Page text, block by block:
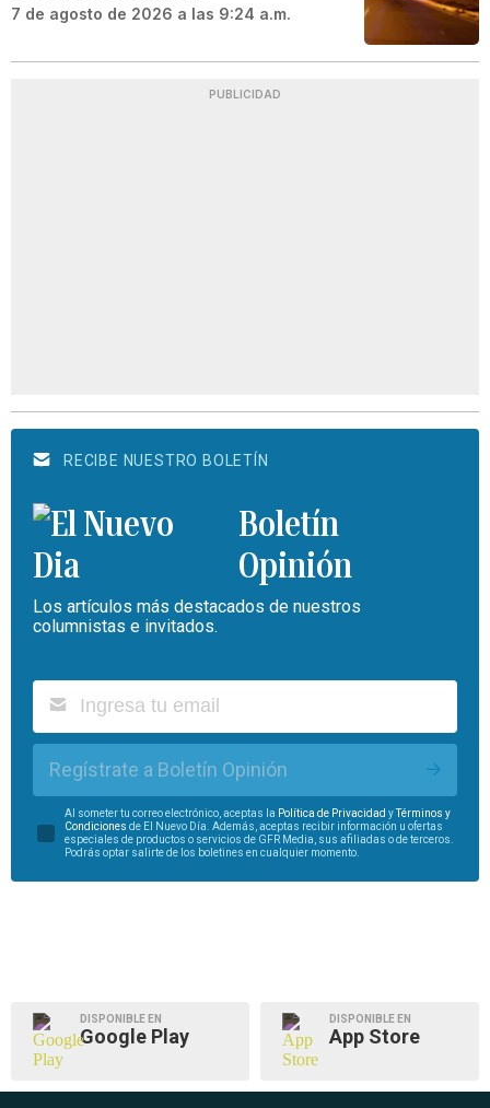
7 de agosto de 2026 a las 9:24 a.m.
PUBLICIDAD
RECIBE NUESTRO BOLETÍN
Boletín
Opinión
Los artículos más destacados de nuestros
columnistas e invitados.
Regístrate a Boletín Opinión
Al someter tu correo electrónico, aceptas la Política de Privacidad yTérminos y
Condiciones de El Nuevo Día. Además, aceptas recibir información u ofertas
especiales de productos o servicios de GFR Media, sus afiliadas o de terceros.
Podrás optar salirte de los boletines en cualquier momento.
DISPONIBLE EN
Google Play
DISPONIBLE EN
App Store